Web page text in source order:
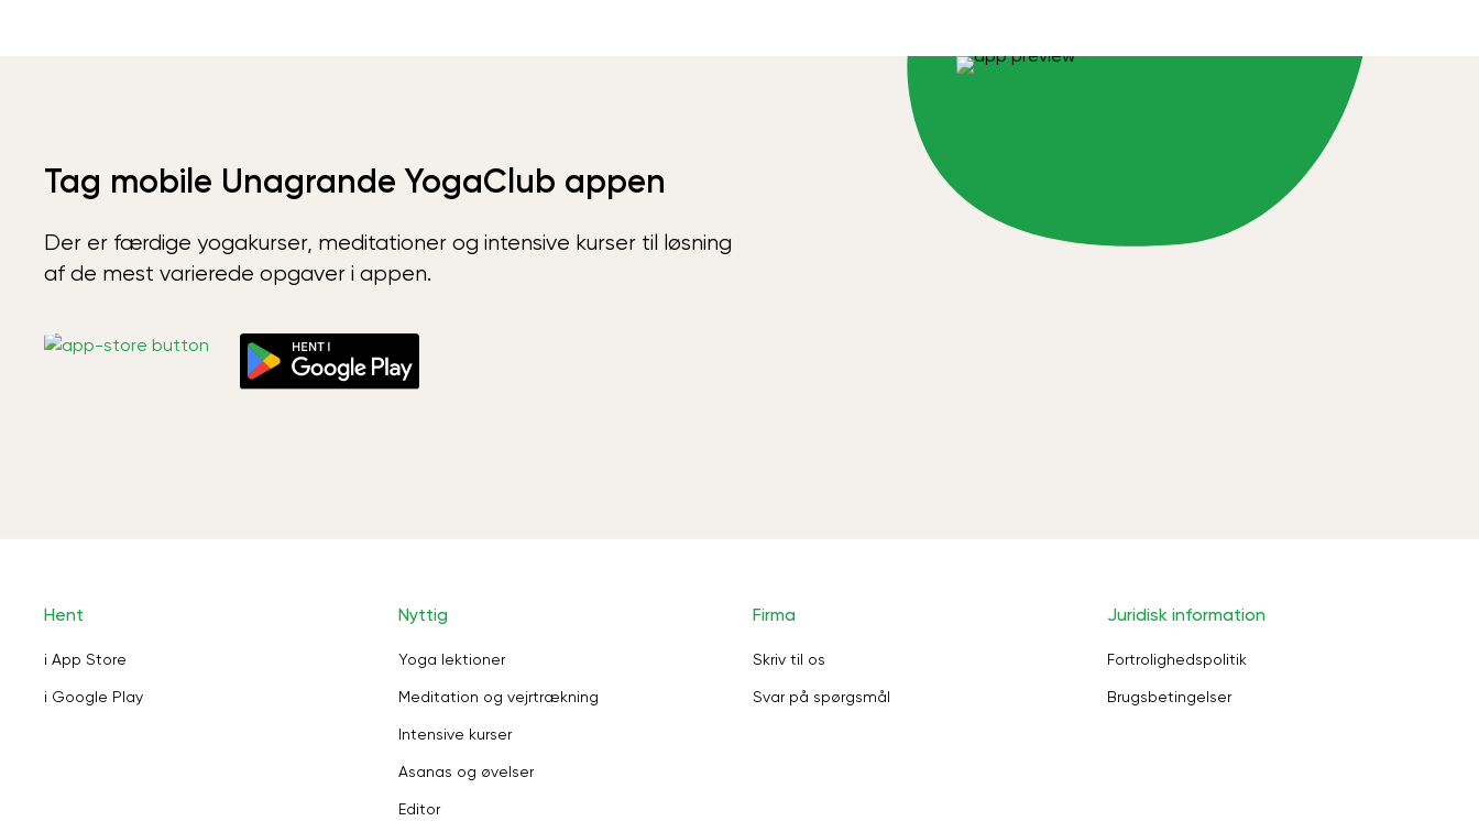
Tag mobile Unagrande YogaClub appen
Der er færdige yogakurser, meditationer og intensive kurser til løsning
af de mest varierede opgaver i appen.
Hent
i App Store
i Google Play
Nyttig
Yoga lektioner
Meditation og vejrtrækning
Intensive kurser
Asanas og øvelser
Editor
Firma
Skriv til os
Svar på spørgsmål
Juridisk information
Fortrolighedspolitik
Brugsbetingelser